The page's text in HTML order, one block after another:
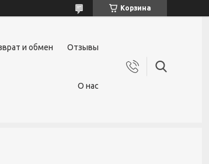
Корзина
и обмен Отзывы
О нас